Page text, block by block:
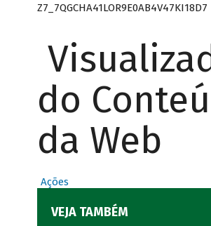
Z7_7QGCHA41LOR9E0AB4V47KI18D7
do
da Web
Ações
VEJA TAMBÉM